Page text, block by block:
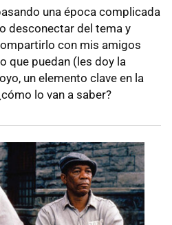
una época complicada
desconectar del tema y
con mis amigos
que puedan (les doy la
un elemento clave en la
lo van a saber?